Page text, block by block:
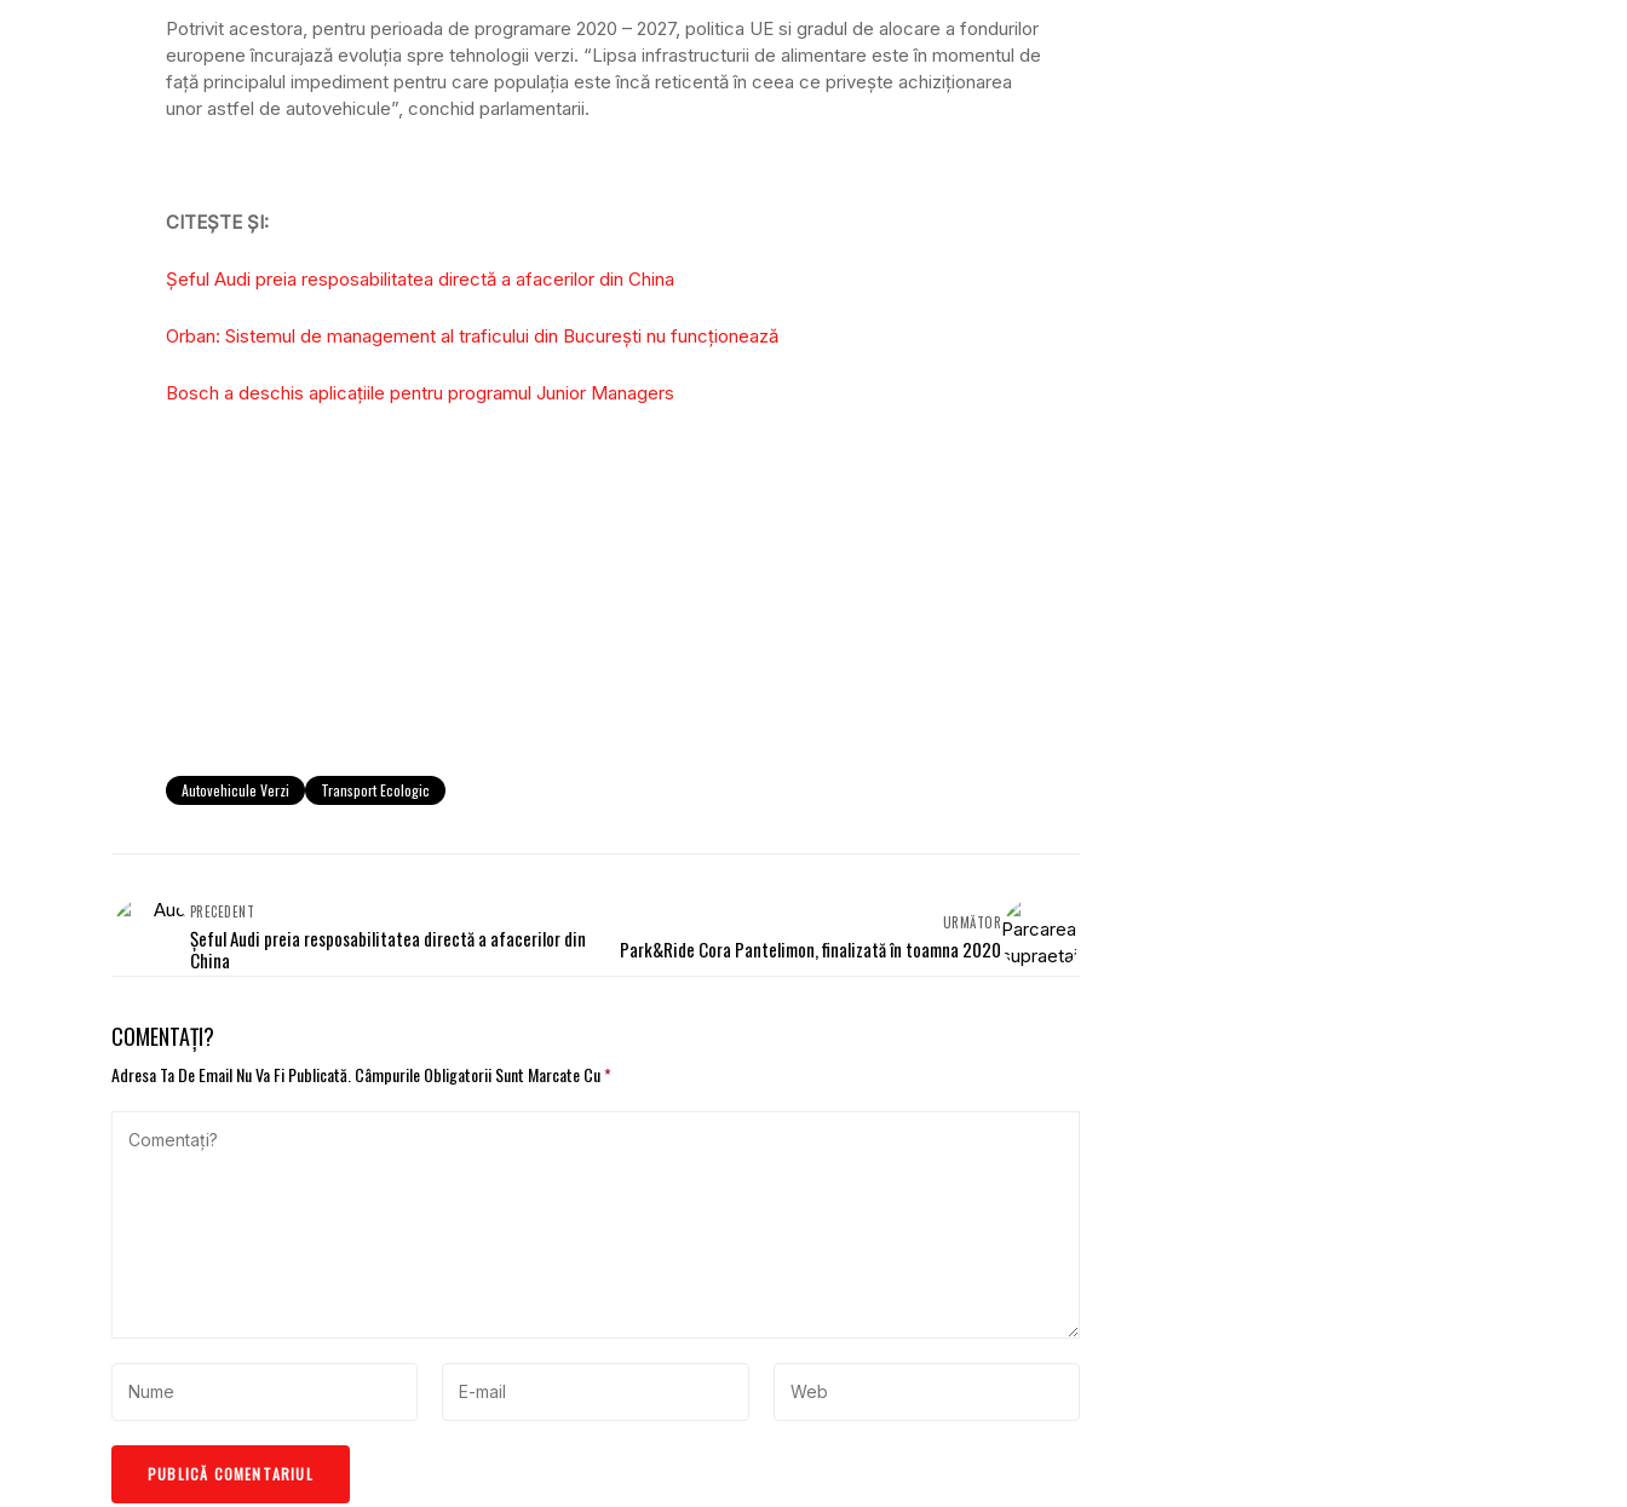
Potrivit acestora, pentru perioada de programare 2020 – 2027, politica UE si gradul de alocare a fondurilor
europene încurajază evoluţia spre tehnologii verzi. “Lipsa infrastructurii de alimentare este în momentul de
faţă principalul impediment pentru care populaţia este încă reticentă în ceea ce priveşte achiziţionarea
unor astfel de autovehicule”, conchid parlamentarii.
CITEȘTE ȘI:
Șeful Audi preia resposabilitatea directă a afacerilor din China
Orban: Sistemul de management al traficului din Bucureşti nu funcţionează
Bosch a deschis aplicaţiile pentru programul Junior Managers
Autovehicule Verzi Transport Ecologic
PRECEDENT
Șeful Audi preia resposabilitatea directă a afacerilor din
China
URMĂTOR
Park&Ride Cora Pantelimon, finalizată în toamna 2020
COMENTAȚI?
Adresa Ta De Email Nu Va Fi Publicată. Câmpurile Obligatorii Sunt Marcate Cu*